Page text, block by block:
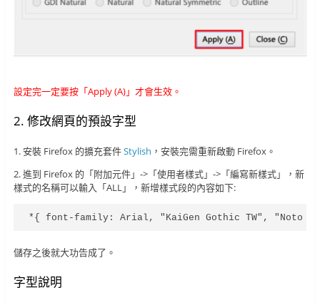
設定完一定要按「Apply (A)」才會生效。
2. 修改網頁的預設字型
1. 安裝 Firefox 的擴充套件Stylish ，安裝完需重新啟動 Firefox。
2. 進到 Firefox 的「附加元件」->「使用者樣式」->「編寫新樣式」，新
樣式的名稱可以輸入「ALL」，新增樣式段的內容如下:
*{ font-family: Arial, "KaiGen Gothic TW", "Noto
儲存之後就大功告成了。
字型說明